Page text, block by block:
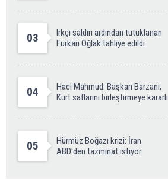
03
Irkçı saldırı ardından tutuklanan
Furkan Oğlak tahliye edildi
04
Haci Mahmud: Başkan Barzani,
Kürt saflarını birleştirmeye kararlı
05
Hürmüz Boğazı krizi: İran
ABD'den tazminat istiyor